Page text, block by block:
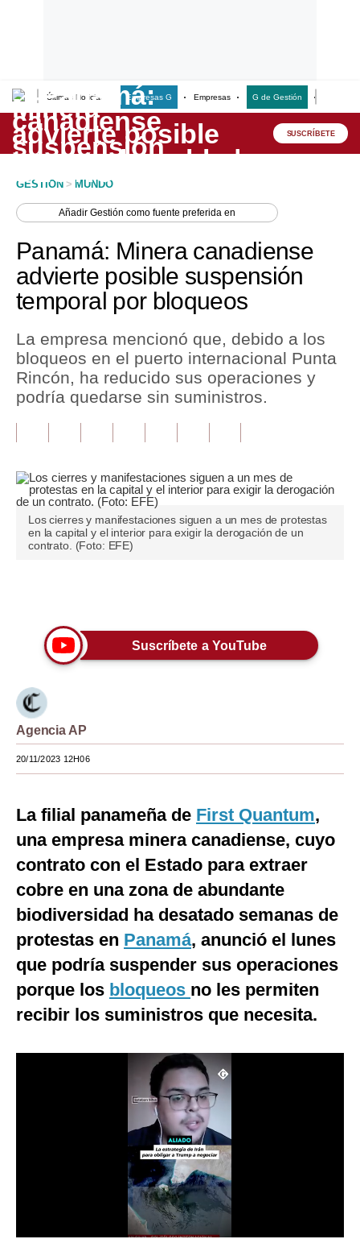
Últimas Noticias Empresas G Empresas G de Gestión
Lo último
Peru Quiosco
Economía
Mercados
Política
Tu Dinero
Finanzas Personales
Plus G
Opinión
Editorial
Tendencias
Viajes
Moda
Estilos
Mundo
EEUU
México
España
Internacional
Tecnología
Club del Suscriptor
SUSCRÍBETE
GESTION > MUNDO
AñadirGestión como fuente preferida en
Panamá: Minera canadiense
advierte posible suspensión
temporal por bloqueos
La empresa mencionó que, debido a los
bloqueos en el puerto internacional Punta
Rincón, ha reducido sus operaciones y
podría quedarse sin suministros.
Los cierres y manifestaciones siguen a un mes de protestas
en la capital y el interior para exigir la derogación de un
contrato. (Foto: EFE)
Suscríbete a YouTube
Agencia AP
20/11/2023 12H06
La filial panameña de First Quantum,
una empresa minera canadiense, cuyo
contrato con el Estado para extraer
cobre en una zona de abundante
biodiversidad ha desatado semanas de
protestas en Panamá, anunció el lunes
que podría suspender sus operaciones
porque los bloqueos no les permiten
recibir los suministros que necesita.